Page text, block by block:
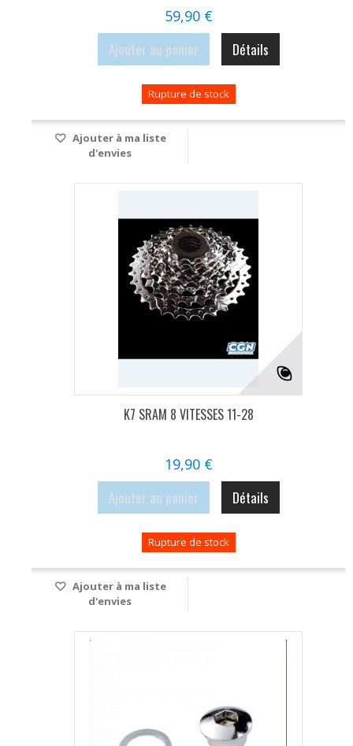
59,90 €
Ajouter au panier Détails
Rupture de stock
Ajouter à ma liste
d'envies
K7 SRAM 8 VITESSES 11-28
19,90 €
Ajouter au panier Détails
Rupture de stock
Ajouter à ma liste
d'envies